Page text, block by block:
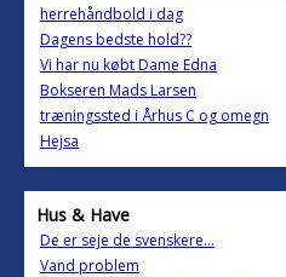
herrehåndbold i dag
Dagens bedste hold??
Vi har nu købt Dame Edna
Bokseren Mads Larsen
træningssted i Århus C og omegn
Hejsa
Hus & Have
De er seje de svenskere...
Vand problem